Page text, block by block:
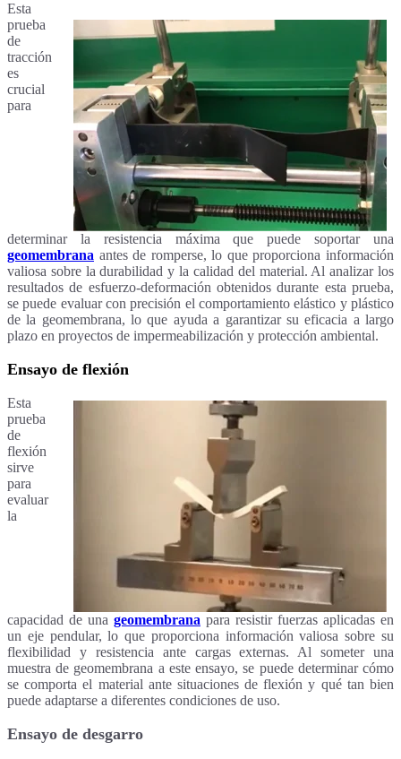
Esta
prueba
de
tracción
es
crucial
para
determinar la resistencia máxima que puede soportar una
geomembrana antes de romperse, lo que proporciona información
valiosa sobre la durabilidad y la calidad del material. Al analizar los
resultados de esfuerzo-deformación obtenidos durante esta prueba,
se puede evaluar con precisión el comportamiento elástico y plástico
de la geomembrana, lo que ayuda a garantizar su eficacia a largo
plazo en proyectos de impermeabilización y protección ambiental.
Ensayo de flexión
Esta
prueba
de
flexión
sirve
para
evaluar
la
capacidad de una geomembrana para resistir fuerzas aplicadas en
un eje pendular, lo que proporciona información valiosa sobre su
flexibilidad y resistencia ante cargas externas. Al someter una
muestra de geomembrana a este ensayo, se puede determinar cómo
se comporta el material ante situaciones de flexión y qué tan bien
puede adaptarse a diferentes condiciones de uso.
Ensayo de desgarro